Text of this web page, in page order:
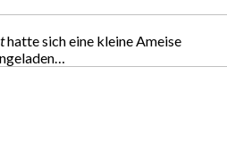
hatte sich eine kleine Ameise